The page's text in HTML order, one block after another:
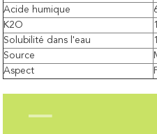
Acide humique
K2O
Solubilité dans l'eau
Source
Aspect